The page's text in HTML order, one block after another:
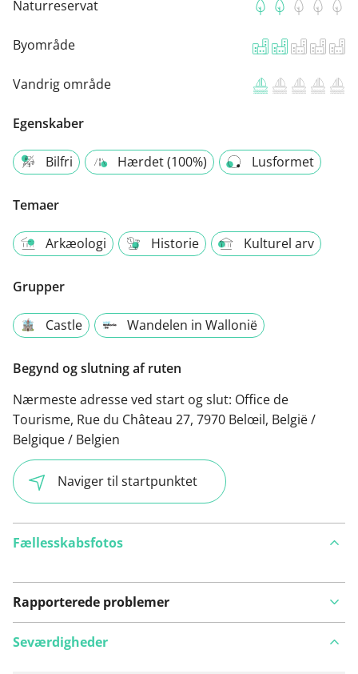
Naturreservat
Byområde
Vandrig område
Egenskaber
Bilfri Hærdet (100%) Lusformet
Temaer
Arkæologi Historie Kulturel arv
Grupper
Castle Wandelen in Wallonië
Begynd og slutning af ruten
Nærmeste adresse ved start og slut: Office de
Tourisme, Rue du Château 27, 7970 Belœil, België /
Belgique / Belgien
Naviger til startpunktet
Fællesskabsfotos
Rapporterede problemer
Seværdigheder